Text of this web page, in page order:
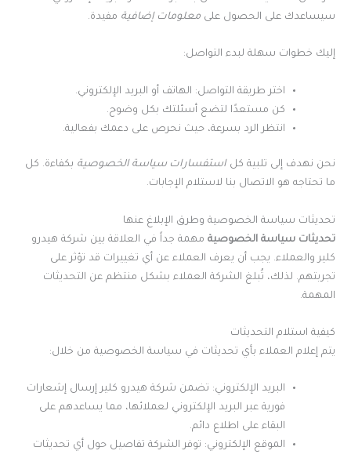
سيساعدك على الحصول على معلومات إضافية مفيدة.
إليك خطوات سهلة لبدء التواصل:
اختر طريقة التواصل: الهاتف أو البريد الإلكتروني.
كن مستعدًا لتضع أسئلتك بكل وضوح.
انتظر الرد بسرعة، حيث نحرص على دعمك بفعالية.
نحن نهدف إلى تلبية كل استفسارات سياسة الخصوصية بكفاءة. كل
ما تحتاجه هو الاتصال بنا لاستلام الإجابات.
تحديثات سياسة الخصوصية وطرق الإبلاغ عنها
تحديثات سياسة الخصوصية مهمة جداً في العلاقة بين شركة هيدرو
كلير والعملاء. يجب أن يعرف العملاء عن أي تغييرات قد تؤثر على
تجربتهم. لذلك، تُبلغ الشركة العملاء بشكل منتظم عن التحديثات
المهمة.
كيفية استلام التحديثات
يتم إعلام العملاء بأي تحديثات في سياسة الخصوصية من خلال:
البريد الإلكتروني: تضمن شركة هيدرو كلير إرسال إشعارات
فورية عبر البريد الإلكتروني لعملائها، مما يساعدهم على
البقاء على اطلاع دائم.
الموقع الإلكتروني: توفر الشركة تفاصيل حول أي تحديثات